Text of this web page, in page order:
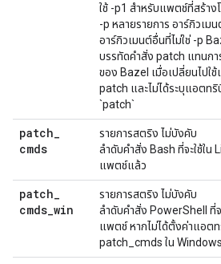
ใช้ -p1 สำหรับแพตช์ที่สร้าง
-p หลายรายการ อาร์กิวเม
อาร์กิวเมนต์อื่นที่ไม่ใช่ -p
บรรทัดคำสั่ง patch แทนก
ของ Bazel เมื่อเปลี่ยนไปใ
patch และไม่ได้ระบุแอตท
`patch`
patch_
cmds
รายการสตริง ไม่บังคับ
ลำดับคำสั่ง Bash ที่จะใช้ใน
แพตช์แล้ว
patch_
cmds_win
รายการสตริง ไม่บังคับ
ลำดับคำสั่ง PowerShell ที่จ
แพตช์ หากไม่ได้ตั้งค่าแอตท
patch_cmds ใน